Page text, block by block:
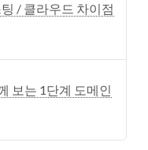
/ 클라우드 차이점
보는 1단계 도메인